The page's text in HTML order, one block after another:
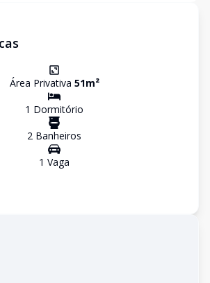
Área Privativa 51m²
1 Dormitório
2 Banheiros
1 Vaga